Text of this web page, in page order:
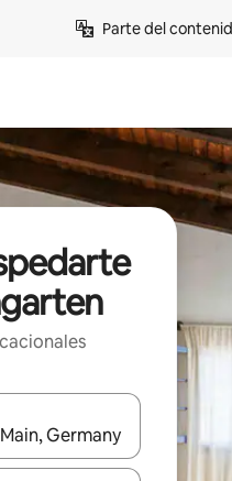
Parte del
podrás navegar